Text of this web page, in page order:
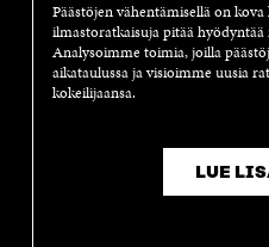
Päästöjen vähentämisellä on
ilmastoratkaisuja pitää
Analysoimme toimia, joilla
aikataulussa ja visioimme uusia
kokeilijaansa.
LUE